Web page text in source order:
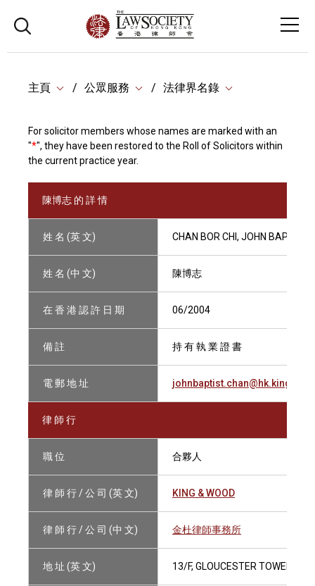
主頁 公眾服務 法律界名錄
For solicitor members whose names are marked with an
"*", they have been restored to the Roll of Solicitors within
the current practice year.
陳博志 的 詳 情
姓 名 (英 文) CHAN BOR CHI, JOHN BAPTIST
姓 名 (中 文) 陳博志
在 香 港 認 許 日 期 06/2004
備 註 持 有 執 業 證 書
電 郵 地 址
律 師 行
職 位 合夥人
律 師 行 / 公 司 (英 文) KING & WOOD
律 師 行 / 公 司 (中 文) 金杜律師事務所
地 址 (英 文) 13/F, GLOUCESTER TOWER,